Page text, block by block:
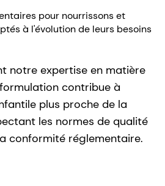
pour nourrissons et
à l'évolution de leurs besoins
notre expertise en matière
contribue à
plus proche de la
les normes de qualité
conformité réglementaire.